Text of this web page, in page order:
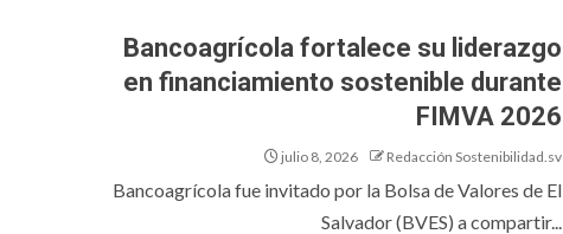
Bancoagrícola fortalece su liderazgo
en financiamiento sostenible durante
FIMVA 2026
julio 8, 2026 Redacción Sostenibilidad.sv
Bancoagrícola fue invitado por la Bolsa de Valores de El
Salvador (BVES) a compartir...